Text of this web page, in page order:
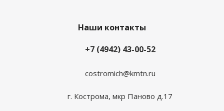
Наши контакты
+7 (4942) 43-00-52
costromich@kmtn.ru
г. Кострома, мкр Паново д.17